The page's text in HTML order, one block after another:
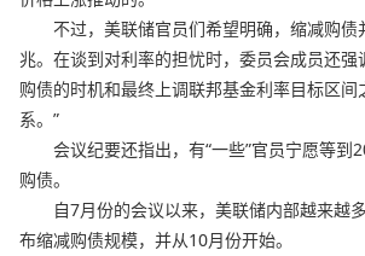
不过，美联储官员们希望明确，缩减购债
兆。在谈到对利率的担忧时，委员会成员还强
购债的时机和最终上调联邦基金利率目标区
系。”
会议纪要还指出，有“一些”官员宁愿等到
购债。
自7月份的会议以来，美联储内部越来越
布缩减购债规模，并从10月份开始。